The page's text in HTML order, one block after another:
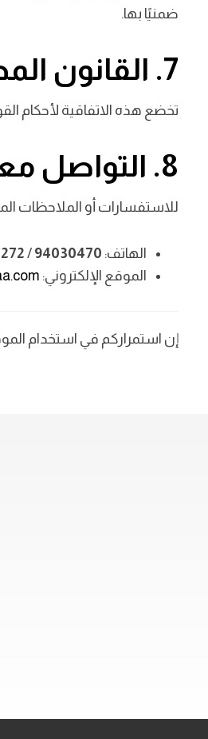
ضمنيًا بها.
7. القانون المطبق
تخضع هذه الاتفاقية لأحكام
8. التواصل معنا
للاستفسارات أو الملاحظات
الهاتف: 94030470
/
الموقع الإلكتروني:
إن استمراركم في استخدام